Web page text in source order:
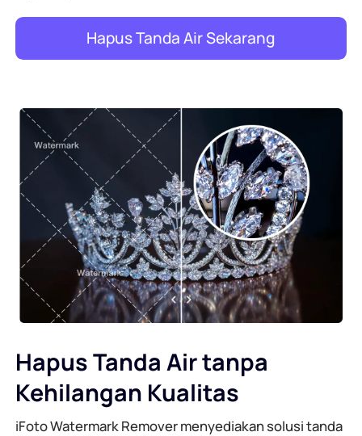
Hapus Tanda Air Sekarang
Hapus Tanda Air tanpa
Kehilangan Kualitas
iFoto Watermark Remover menyediakan solusi tanda